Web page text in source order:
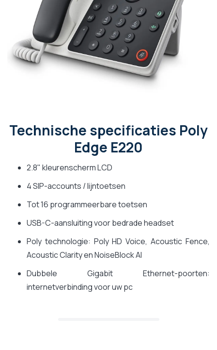
Technische specificaties Poly
Edge E220
2.8" kleurenscherm LCD
4 SIP-accounts / lijntoetsen
Tot 16 programmeerbare toetsen
USB-C-aansluiting voor bedrade headset
Poly technologie: Poly HD Voice, Acoustic Fence,
Acoustic Clarity en NoiseBlock AI
Dubbele Gigabit Ethernet-poorten:
internetverbinding voor uw pc